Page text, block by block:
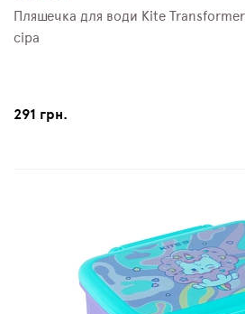
Пляшечка для води Kite
сіра
291 грн.